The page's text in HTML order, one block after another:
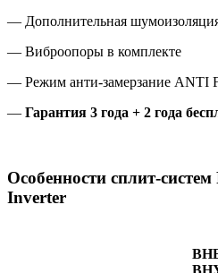
— Дополнительная
— Виброопоры в комплекте
— Режим анти-замерзание ANTI
— Гарантия 3 года + 2 года
Особенности сплит-систем
Inverter